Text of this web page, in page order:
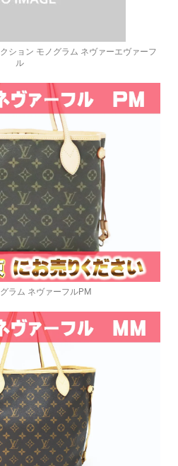
ション モノグラム ネヴァーエヴァーフ
ル
ラム ネヴァーフルPM